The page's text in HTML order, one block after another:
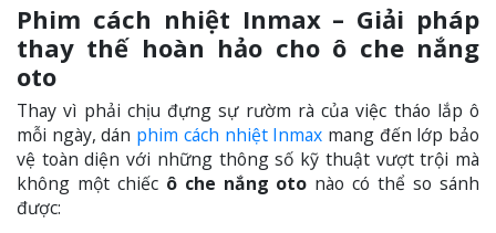
Phim cách nhiệt Inmax – Giải pháp
thay thế hoàn hảo cho ô che nắng
oto
Thay vì phải chịu đựng sự rườm rà của việc tháo lắp ô
mỗi ngày, dán phim cách nhiệt Inmax mang đến lớp bảo
vệ toàn diện với những thông số kỹ thuật vượt trội mà
không một chiếc ô che nắng oto nào có thể so sánh
được: